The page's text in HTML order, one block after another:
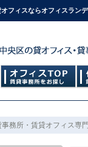
フィスならオフィスラン
事務所・賃貸オフィス専